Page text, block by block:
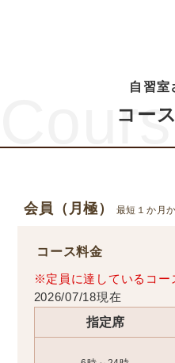
自習室
コー
会員（月極） 最短１か月
コース料金
※定員に達しているコー
2026/07/18現在
指定席